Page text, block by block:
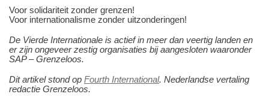
Voor solidariteit zonder grenzen!
Voor internationalisme zonder uitzonderingen!
De Vierde Internationale is actief in meer dan veertig landen en
er zijn ongeveer zestig organisaties bij aangesloten waaronder
SAP – Grenzeloos.
Dit artikel stond op Fourth International. Nederlandse vertaling
redactie Grenzeloos.